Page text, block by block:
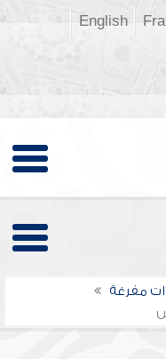
English
مفرغة